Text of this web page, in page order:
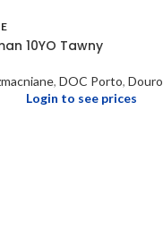
10YO Tawny
, DOC Porto, Douro
Login to see prices